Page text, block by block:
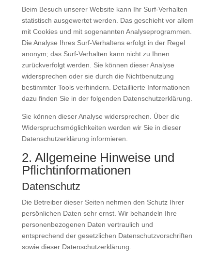
Beim Besuch unserer Website kann Ihr Surf-Verhalten
statistisch ausgewertet werden. Das geschieht vor allem
mit Cookies und mit sogenannten Analyseprogrammen.
Die Analyse Ihres Surf-Verhaltens erfolgt in der Regel
anonym; das Surf-Verhalten kann nicht zu Ihnen
zurückverfolgt werden. Sie können dieser Analyse
widersprechen oder sie durch die Nichtbenutzung
bestimmter Tools verhindern. Detaillierte Informationen
dazu finden Sie in der folgenden Datenschutzerklärung.
Sie können dieser Analyse widersprechen. Über die
Widerspruchsmöglichkeiten werden wir Sie in dieser
Datenschutzerklärung informieren.
2. Allgemeine Hinweise und
Pflichtinformationen
Datenschutz
Die Betreiber dieser Seiten nehmen den Schutz Ihrer
persönlichen Daten sehr ernst. Wir behandeln Ihre
personenbezogenen Daten vertraulich und
entsprechend der gesetzlichen Datenschutzvorschriften
sowie dieser Datenschutzerklärung.